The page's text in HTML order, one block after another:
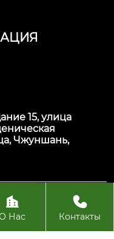
15, улица
Чжуншань,
(Чжуншань)

Нас

Контакты